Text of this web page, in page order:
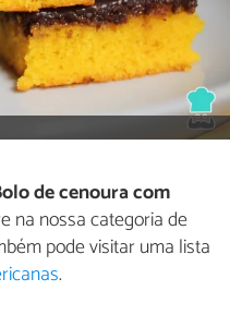
de cenoura com
na nossa categoria de
pode visitar uma lista
.